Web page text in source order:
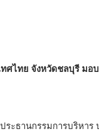
ศไทย จังหวัดชลบุรี มอ
ระธานกรรมการบริหา